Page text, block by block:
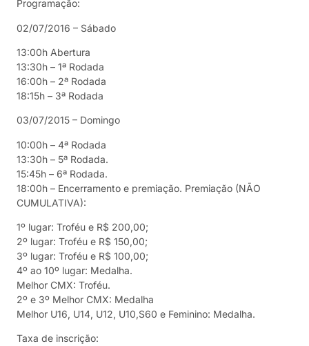
Programação:
02/07/2016 – Sábado
13:00h Abertura
13:30h – 1ª Rodada
16:00h – 2ª Rodada
18:15h – 3ª Rodada
03/07/2015 – Domingo
10:00h – 4ª Rodada
13:30h – 5ª Rodada.
15:45h – 6ª Rodada.
18:00h – Encerramento e premiação. Premiação (NÃO
CUMULATIVA):
1º lugar: Troféu e R$ 200,00;
2º lugar: Troféu e R$ 150,00;
3º lugar: Troféu e R$ 100,00;
4º ao 10º lugar: Medalha.
Melhor CMX: Troféu.
2º e 3º Melhor CMX: Medalha
Melhor U16, U14, U12, U10,S60 e Feminino: Medalha.
Taxa de inscrição: